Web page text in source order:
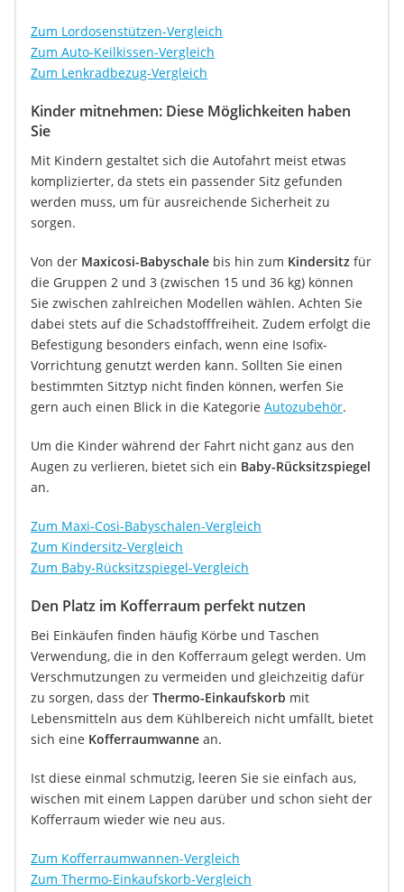
Zum Lordosenstützen-Vergleich
Zum Auto-Keilkissen-Vergleich
Zum Lenkradbezug-Vergleich
Kinder mitnehmen: Diese Möglichkeiten haben
Sie
Mit Kindern gestaltet sich die Autofahrt meist etwas
komplizierter, da stets ein passender Sitz gefunden
werden muss, um für ausreichende Sicherheit zu
sorgen.
Von der Maxicosi-Babyschale bis hin zum Kindersitz für
die Gruppen 2 und 3 (zwischen 15 und 36 kg) können
Sie zwischen zahlreichen Modellen wählen. Achten Sie
dabei stets auf die Schadstofffreiheit. Zudem erfolgt die
Befestigung besonders einfach, wenn eine Isofix-
Vorrichtung genutzt werden kann. Sollten Sie einen
bestimmten Sitztyp nicht finden können, werfen Sie
gern auch einen Blick in die Kategorie Autozubehör.
Um die Kinder während der Fahrt nicht ganz aus den
Augen zu verlieren, bietet sich ein Baby-Rücksitzspiegel
an.
Zum Maxi-Cosi-Babyschalen-Vergleich
Zum Kindersitz-Vergleich
Zum Baby-Rücksitzspiegel-Vergleich
Den Platz im Kofferraum perfekt nutzen
Bei Einkäufen finden häufig Körbe und Taschen
Verwendung, die in den Kofferraum gelegt werden. Um
Verschmutzungen zu vermeiden und gleichzeitig dafür
zu sorgen, dass der Thermo-Einkaufskorb mit
Lebensmitteln aus dem Kühlbereich nicht umfällt, bietet
sich eine Kofferraumwanne an.
Ist diese einmal schmutzig, leeren Sie sie einfach aus,
wischen mit einem Lappen darüber und schon sieht der
Kofferraum wieder wie neu aus.
Zum Kofferraumwannen-Vergleich
Zum Thermo-Einkaufskorb-Vergleich